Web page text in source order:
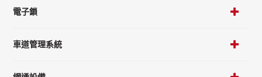
電子鎖
車道管理系統